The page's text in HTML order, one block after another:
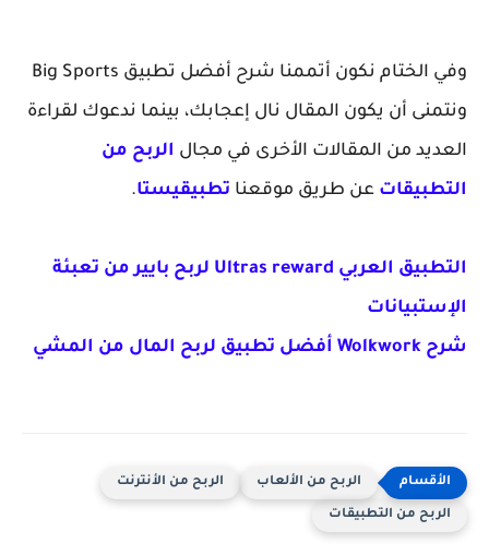
وفي الختام نكون أتممنا شرح أفضل تطبيق Big Sports
ونتمنى أن يكون المقال نال إعجابك، بينما ندعوك لقراءة
العديد من المقالات الأخرى في مجال الربح من
التطبيقات عن طريق موقعنا تطبيقيستا.
التطبيق العربي Ultras reward لربح بايير من تعبئة
الإستبيانات
شرح Wolkwork أفضل تطبيق لربح المال من المشي
الربح من الألعاب الربح من الأنترنت
الربح من التطبيقات